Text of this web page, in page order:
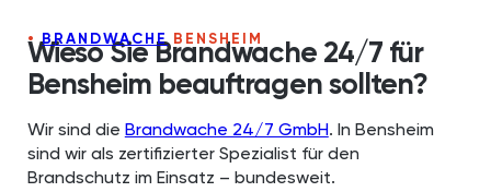
BRANDWACHEBENSHEIM
Wieso Sie Brandwache 24/7 für
Bensheim beauftragen sollten?
Wir sind die Brandwache 24/7 GmbH. In Bensheim
sind wir als zertifizierter Spezialist für den
Brandschutz im Einsatz – bundesweit.